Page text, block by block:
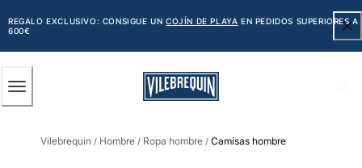
AL
CONTENIDO
PRINCIPAL
REGALO EXCLUSIVO: CONSIGUE UNCOJÍN DE PLAYA EN PEDIDOS SUPERIORES A
600€
Ver todo Hombre
Vilebrequin / Hombre / Ropa hombre / Camisas hombre